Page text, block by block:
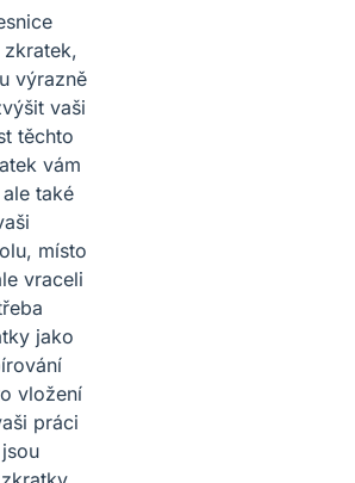
výrazně
vaši
těchto
vám
také
místo
vraceli
jako
vložení
práci